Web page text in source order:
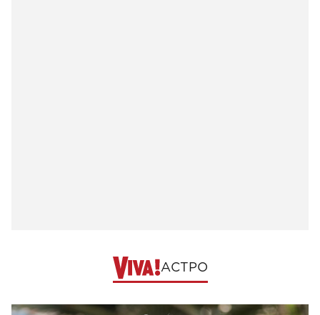
АСТРО